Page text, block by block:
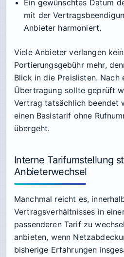
Ein gewünschtes Datum
mit der
Anbieter harmoniert.
Viele Anbieter verlangen
Portierungsgebühr mehr,
Blick in die Preislisten. Nach
Übertragung sollte geprüft
Vertrag tatsächlich beendet
einen Basistarif ohne
übergeht.
Interne Tarifumstellung
Anbieterwechsel
Manchmal reicht es,
Vertragsverhältnisses in
passenderen Tarif zu
anbieten, wenn
bisherige Erfahrungen